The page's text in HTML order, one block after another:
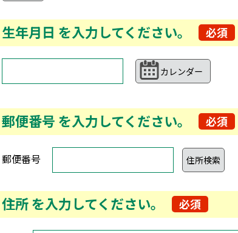
生年月日 を入力してください。 必須
郵便番号 を入力してください。 必須
郵便番号
住所を入力してください。 必須